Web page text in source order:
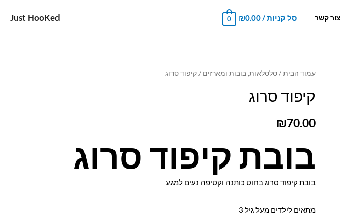
צור קשר סל קניות/
₪0.00
0
Just HooKed
עמוד הבית/סלסלאות, בובות ומארזים / קיפוד סרוג
קיפוד סרוג
₪70.00
בובת קיפוד סרוג
בובת קיפוד סרוג בחוט כותנה וקטיפה נעים למגע
מתאים לילדים מעל גיל 3